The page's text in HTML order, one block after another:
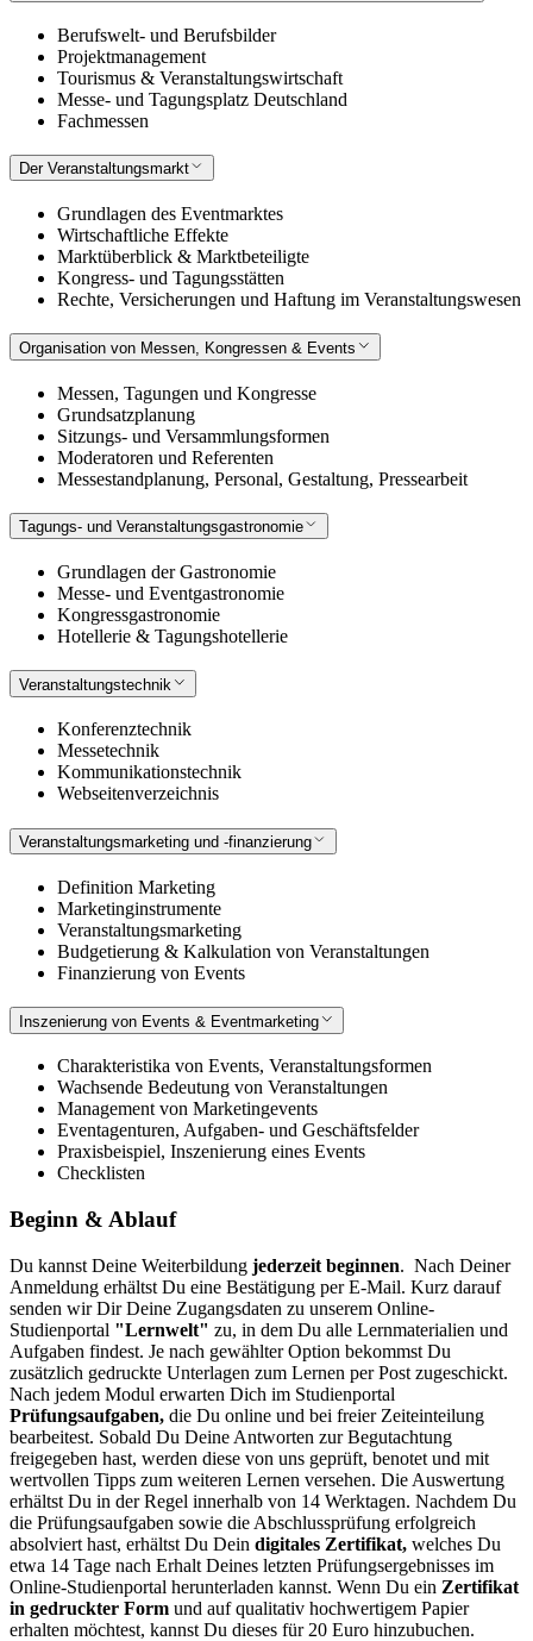
Berufswelt- und Berufsbilder
Projektmanagement
Tourismus & Veranstaltungswirtschaft
Messe- und Tagungsplatz Deutschland
Fachmessen
Der Veranstaltungsmarkt
Grundlagen des Eventmarktes
Wirtschaftliche Effekte
Marktüberblick & Marktbeteiligte
Kongress- und Tagungsstätten
Rechte, Versicherungen und Haftung im Veranstaltungswesen
Organisation von Messen, Kongressen & Events
Messen, Tagungen und Kongresse
Grundsatzplanung
Sitzungs- und Versammlungsformen
Moderatoren und Referenten
Messestandplanung, Personal, Gestaltung, Pressearbeit
Tagungs- und Veranstaltungsgastronomie
Grundlagen der Gastronomie
Messe- und Eventgastronomie
Kongressgastronomie
Hotellerie & Tagungshotellerie
Veranstaltungstechnik
Konferenztechnik
Messetechnik
Kommunikationstechnik
Webseitenverzeichnis
Veranstaltungsmarketing und -finanzierung
Definition Marketing
Marketinginstrumente
Veranstaltungsmarketing
Budgetierung & Kalkulation von Veranstaltungen
Finanzierung von Events
Inszenierung von Events & Eventmarketing
Charakteristika von Events, Veranstaltungsformen
Wachsende Bedeutung von Veranstaltungen
Management von Marketingevents
Eventagenturen, Aufgaben- und Geschäftsfelder
Praxisbeispiel, Inszenierung eines Events
Checklisten
Beginn & Ablauf
Du kannst Deine Weiterbildung jederzeit beginnen. Nach Deiner
Anmeldung erhältst Du eine Bestätigung per E-Mail. Kurz darauf
senden wir Dir Deine Zugangsdaten zu unserem Online-
Studienportal "Lernwelt" zu, in dem Du alle Lernmaterialien und
Aufgaben findest. Je nach gewählter Option bekommst Du
zusätzlich gedruckte Unterlagen zum Lernen per Post zugeschickt.
Nach jedem Modul erwarten Dich im Studienportal
Prüfungsaufgaben, die Du online und bei freier Zeiteinteilung
bearbeitest. Sobald Du Deine Antworten zur Begutachtung
freigegeben hast, werden diese von uns geprüft, benotet und mit
wertvollen Tipps zum weiteren Lernen versehen. Die Auswertung
erhältst Du in der Regel innerhalb von 14 Werktagen. Nachdem Du
die Prüfungsaufgaben sowie die Abschlussprüfung erfolgreich
absolviert hast, erhältst Du Dein digitales Zertifikat, welches Du
etwa 14 Tage nach Erhalt Deines letzten Prüfungsergebnisses im
Online-Studienportal herunterladen kannst. Wenn Du ein Zertifikat
in gedruckter Form und auf qualitativ hochwertigem Papier
erhalten möchtest, kannst Du dieses für 20 Euro hinzubuchen.